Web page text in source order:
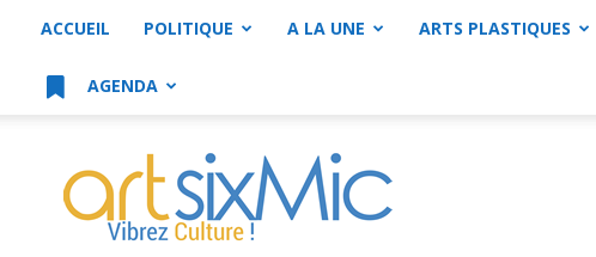
ACCUEIL POLITIQUE A LA UNE ARTS PLASTIQUES
AGENDA
artsixMic